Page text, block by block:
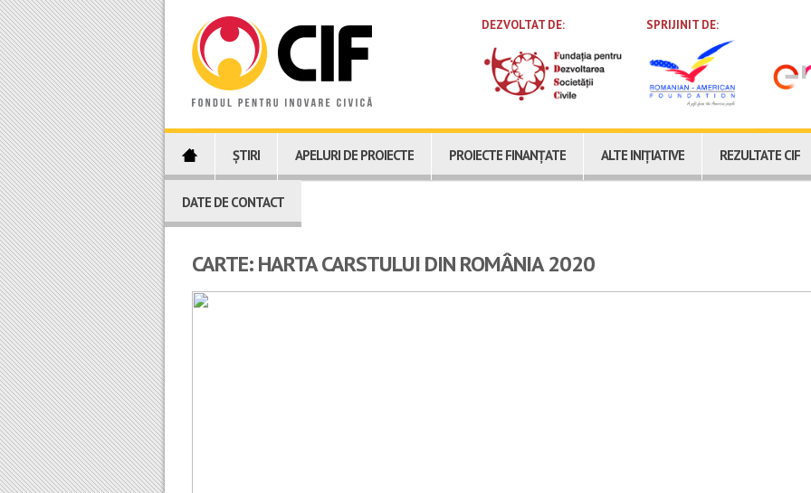
DEZVOLTAT DE: SPRIJINIT DE:
ȘTIRI APELURI DE PROIECTE PROIECTE FINANȚATE ALTE INIȚIATIVE REZULTATE CIF
DATE DE CONTACT
CARTE: HARTA CARSTULUI DIN ROMÂNIA 2020